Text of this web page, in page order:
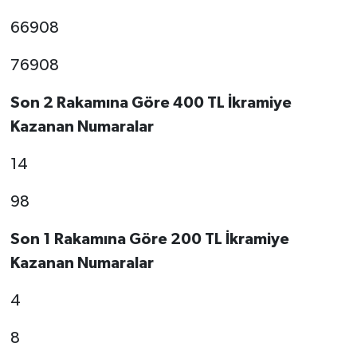
66908
76908
Son 2 Rakamına Göre 400 TL İkramiye
Kazanan Numaralar
14
98
Son 1 Rakamına Göre 200 TL İkramiye
Kazanan Numaralar
4
8